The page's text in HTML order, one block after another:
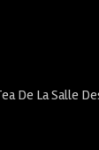
De La Salle